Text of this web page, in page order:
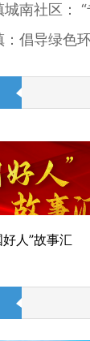
专业社工+志愿服务”双
倡导绿色